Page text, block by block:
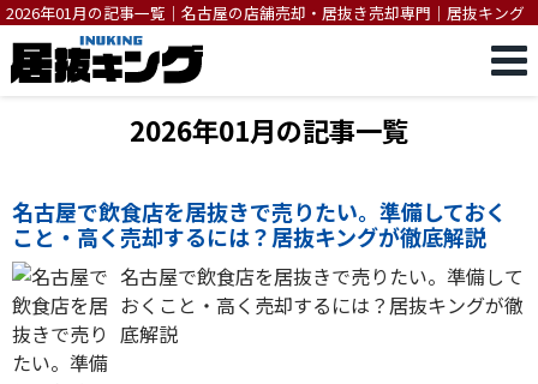
2026年01月の記事一覧｜名古屋の店舗売却・居抜き売却専門｜居抜キング
2026年01月の記事一覧
名古屋で飲食店を居抜きで売りたい。準備しておく
こと・高く売却するには？居抜キングが徹底解説
名古屋で飲食店を居抜きで売りたい。準備して
おくこと・高く売却するには？居抜キングが徹
底解説